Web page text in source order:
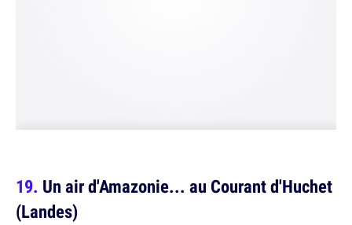
Un air d'Amazonie... au Courant d'Huchet
(Landes)